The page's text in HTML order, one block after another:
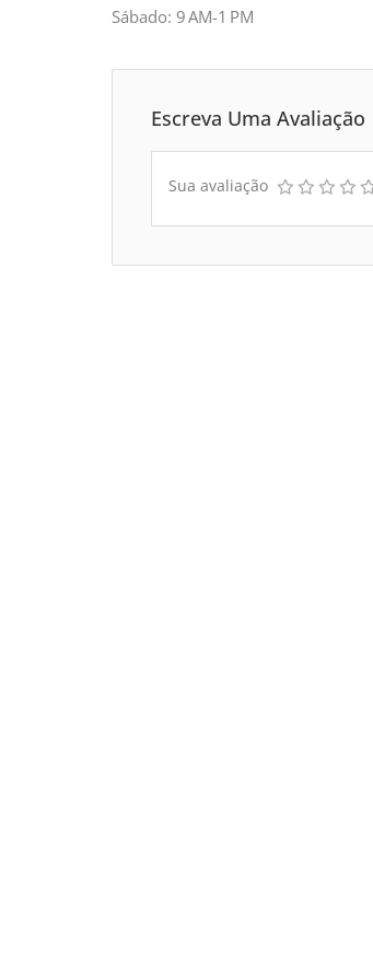
Sábado: 9 AM-1 PM
Escreva Uma Avaliação
Sua avaliação